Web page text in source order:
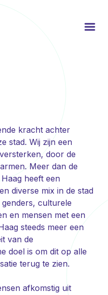
kracht achter
stad. Wij zijn een
door de
Meer dan de
heeft een
diverse mix in de stad
culturele
en mensen met een
steeds meer een
van de
doel is om dit op alle
terug te zien.
afkomstig uit